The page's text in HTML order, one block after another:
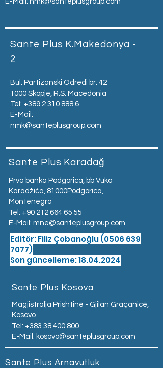
Sante Plus K.Makedonya -
2
Bul. Partizanski Odredi br. 42
1000 Skopje, R.S. Macedonia
Tel: +389 2 310 888 6
E-Mail:
nmk@santeplusgroup.com
Sante Plus Karadağ
Prva banka Podgorica, bb Vuka
Karadžića, 81000Podgorica,
Montenegro​
Tel: +90 212 664 65 55
E-Mail: mne@santeplusgroup.com
Editör: Filiz Çobanoğlu(0506 639
7077)
Son güncelleme: 18.04.2024
Sante Plus Kosova
Magjistralja Prishtinë - Gjilan Graçanicë,
Kosovo
Tel: +383 38 400 800
E-Mail: kosovo@santeplusgroup.com
Sante Plus Arnavutluk